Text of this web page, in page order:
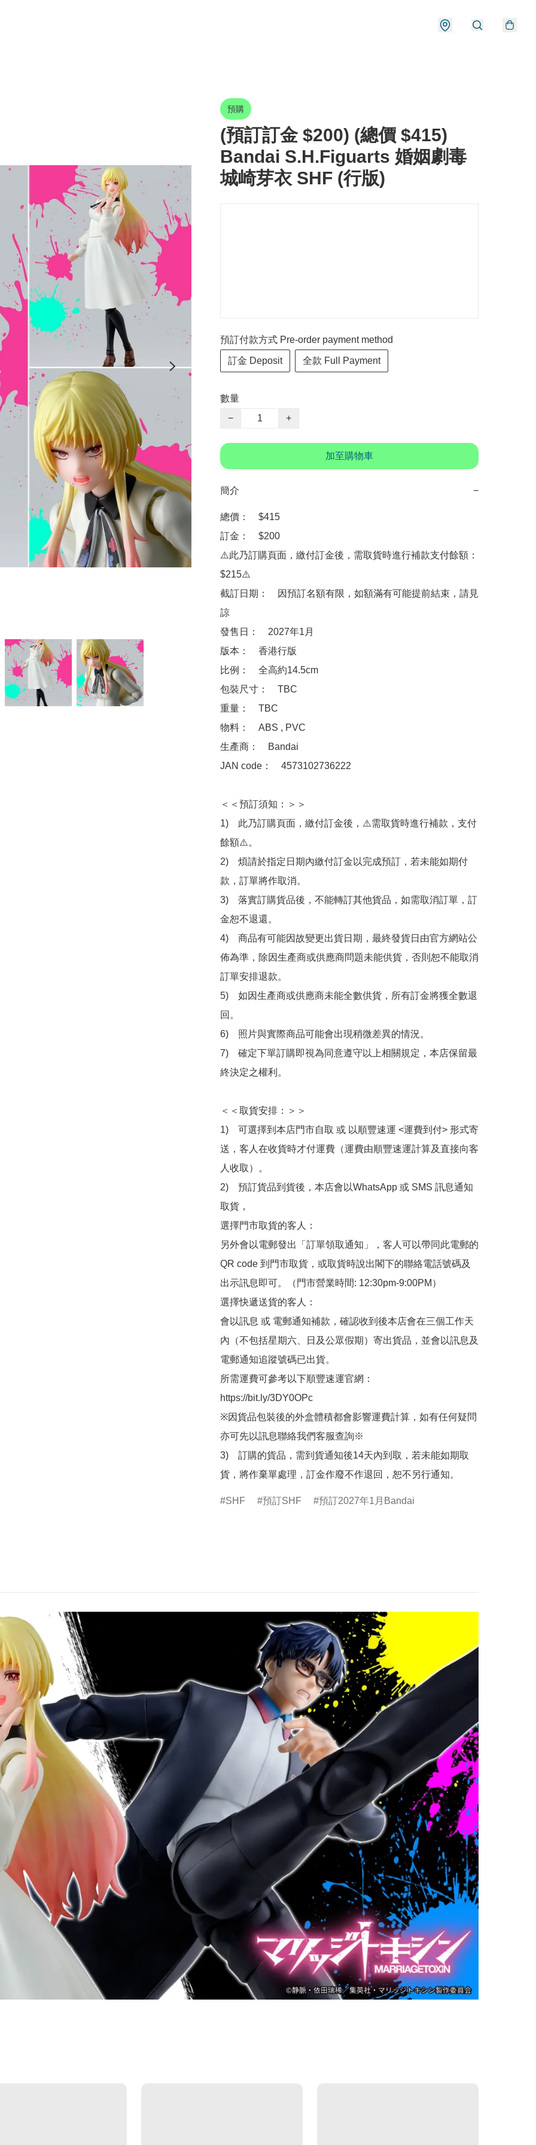
預購
(預訂訂金 $200) (總價 $415)
Bandai S.H.Figuarts 婚姻劇毒
城崎芽衣 SHF (行版)
預訂付款方式 Pre-order payment method
訂金 Deposit 全款 Full Payment
數量
−
+
加至購物車
簡介 −
總價：　$415
訂金：　$200
⚠️此乃訂購頁面，繳付訂金後，需取貨時進行補款支付餘額：
$215⚠️
截訂日期：　因預訂名額有限，如額滿有可能提前結束，請見
諒
發售日：　2027年1月
版本：　香港行版
比例：　全高約14.5cm
包裝尺寸：　TBC
重量：　TBC
物料：　ABS , PVC
生產商：　Bandai
JAN code：　4573102736222
＜＜預訂須知：＞＞
1)　此乃訂購頁面，繳付訂金後，⚠️需取貨時進行補款，支付
餘額⚠️。
2)　煩請於指定日期內繳付訂金以完成預訂，若未能如期付
款，訂單將作取消。
3)　落實訂購貨品後，不能轉訂其他貨品，如需取消訂單，訂
金恕不退還。
4)　商品有可能因故變更出貨日期，最終發貨日由官方網站公
佈為準，除因生產商或供應商問題未能供貨，否則恕不能取消
訂單安排退款。
5)　如因生產商或供應商未能全數供貨，所有訂金將獲全數退
回。
6)　照片與實際商品可能會出現稍微差異的情況。
7)　確定下單訂購即視為同意遵守以上相關規定，本店保留最
終決定之權利。
＜＜取貨安排：＞＞
1)　可選擇到本店門市自取 或 以順豐速運 <運費到付> 形式寄
送，客人在收貨時才付運費（運費由順豐速運計算及直接向客
人收取）。
2)　預訂貨品到貨後，本店會以WhatsApp 或 SMS 訊息通知
取貨，
選擇門市取貨的客人：
另外會以電郵發出「訂單領取通知」，客人可以帶同此電郵的
QR code 到門市取貨，或取貨時說出閣下的聯絡電話號碼及
出示訊息即可。（門市營業時間: 12:30pm-9:00PM）
選擇快遞送貨的客人：
會以訊息 或 電郵通知補款，確認收到後本店會在三個工作天
內（不包括星期六、日及公眾假期）寄出貨品，並會以訊息及
電郵通知追蹤號碼已出貨。
所需運費可參考以下順豐速運官網：
https://bit.ly/3DY0OPc
※因貨品包裝後的外盒體積都會影響運費計算，如有任何疑問
亦可先以訊息聯絡我們客服查詢※
3)　訂購的貨品，需到貨通知後14天內到取，若未能如期取
貨，將作棄單處理，訂金作廢不作退回，恕不另行通知。
SHF 預訂SHF 預訂2027年1月Bandai